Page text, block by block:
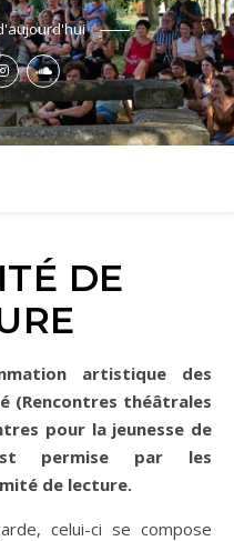
DE
(Rencontres théâtrales
pour la jeunesse de
permise par les
de lecture.
celui-ci se compose